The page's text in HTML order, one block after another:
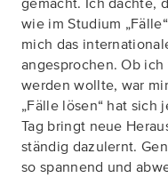
wie im Studium
mich das
angesprochen. Ob
werden wollte, war
„Fälle lösen“ hat
Tag bringt neue
ständig dazulernt.
so spannend und